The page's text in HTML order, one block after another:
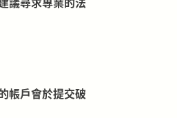
帳戶會於提交破